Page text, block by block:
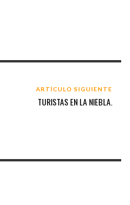
ARTÍCULO SIGUIENTE
TURISTAS EN LA NIEBLA.